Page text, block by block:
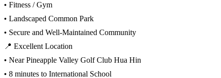
• Fitness / Gym
• Landscaped Common Park
• Secure and Well-Maintained Community
📍 Excellent Location
• Near Pineapple Valley Golf Club Hua Hin
• 8 minutes to International School